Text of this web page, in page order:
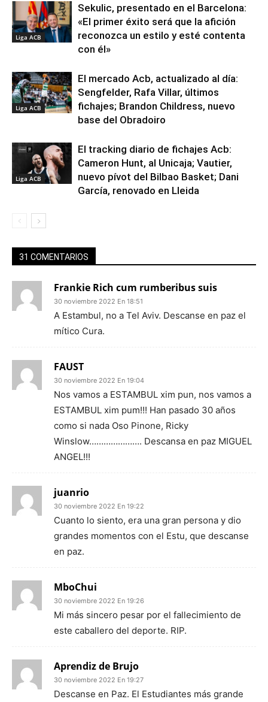
Liga ACB
Sekulic, presentado en el Barcelona:
«El primer éxito será que la afición
reconozca un estilo y esté contenta
con él»
Liga ACB
El mercado Acb, actualizado al día:
Sengfelder, Rafa Villar, últimos
fichajes; Brandon Childress, nuevo
base del Obradoiro
Liga ACB
El tracking diario de fichajes Acb:
Cameron Hunt, al Unicaja; Vautier,
nuevo pívot del Bilbao Basket; Dani
García, renovado en Lleida
31 COMENTARIOS
Frankie Rich cum rumberibus suis
30 noviembre 2022 En 18:51
A Estambul, no a Tel Aviv. Descanse en paz el
mítico Cura.
FAUST
30 noviembre 2022 En 19:04
Nos vamos a ESTAMBUL xim pun, nos vamos a
ESTAMBUL xim pum!!! Han pasado 30 años
como si nada Oso Pinone, Ricky
Winslow…………………. Descansa en paz MIGUEL
ANGEL!!!
juanrio
30 noviembre 2022 En 19:22
Cuanto lo siento, era una gran persona y dio
grandes momentos con el Estu, que descanse
en paz.
MboChui
30 noviembre 2022 En 19:26
Mi más sincero pesar por el fallecimiento de
este caballero del deporte. RIP.
Aprendiz de Brujo
30 noviembre 2022 En 19:27
Descanse en Paz. El Estudiantes más grande